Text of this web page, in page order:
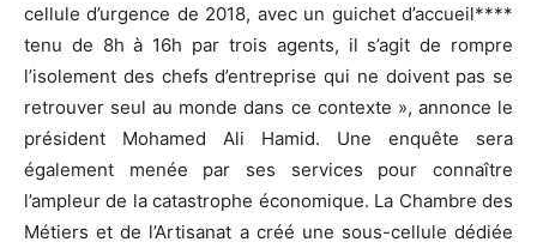
cellule d’urgence de 2018, avec un guichet d’accueil****
tenu de 8h à 16h par trois agents, il s’agit de rompre
l’isolement des chefs d’entreprise qui ne doivent pas se
retrouver seul au monde dans ce contexte », annonce le
président Mohamed Ali Hamid. Une enquête sera
également menée par ses services pour connaître
l’ampleur de la catastrophe économique. La Chambre des
Métiers et de l’Artisanat a créé une sous-cellule dédiée